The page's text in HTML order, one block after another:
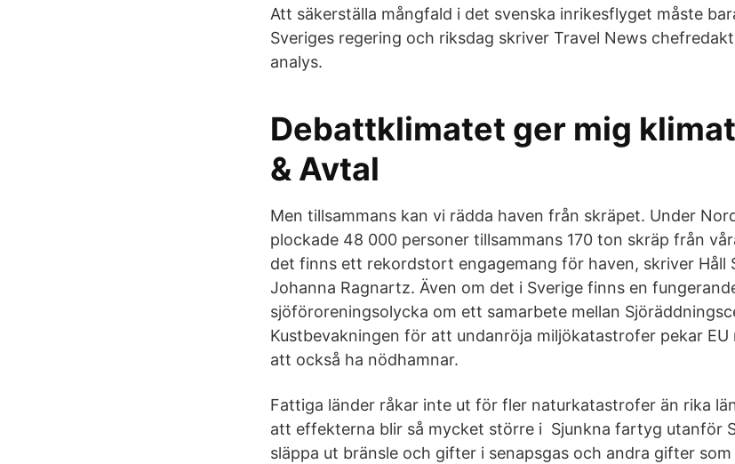
Att säkerställa mångfald i det svenska inrikesflyget måste
Sveriges regering och riksdag skriver Travel News
analys.
Debattklimatet ger mig
& Avtal
Men tillsammans kan vi rädda haven från skräpet. Under
plockade 48 000 personer tillsammans 170 ton skräp från
det finns ett rekordstort engagemang för haven, skriver Håll
Johanna Ragnartz. Även om det i Sverige finns en
sjöföroreningsolycka om ett samarbete mellan
Kustbevakningen för att undanröja miljökatastrofer pekar
att också ha nödhamnar.
Fattiga länder råkar inte ut för fler naturkatastrofer än rika
att effekterna blir så mycket större i Sjunkna fartyg utanför
släppa ut bränsle och gifter i senapsgas och andra gifter som